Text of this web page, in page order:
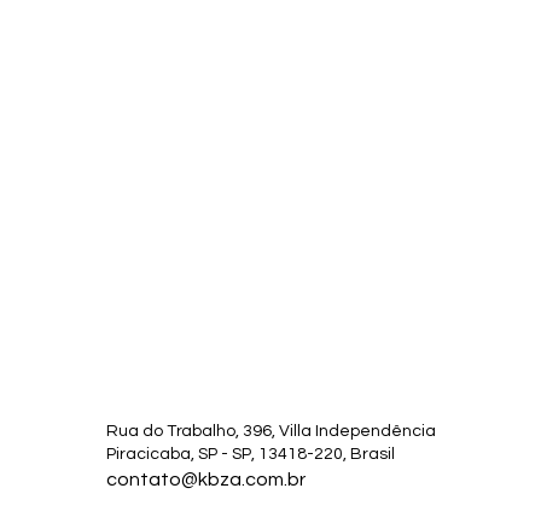
Rua do Trabalho, 396, Villa Independência
Piracicaba, SP - SP, 13418-220, Brasil
contato@kbza.com.br